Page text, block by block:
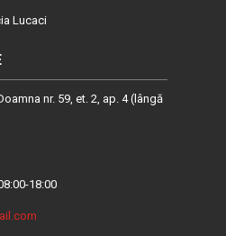
Lucaci
nr. 59, et. 2, ap. 4 (lângă
18:00